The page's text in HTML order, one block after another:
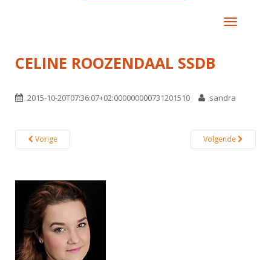
TOGGLE
CELINE ROOZENDAAL SSDB
2015-10-20T07:36:07+02:000000000731201510 sandra
Vorige Volgende